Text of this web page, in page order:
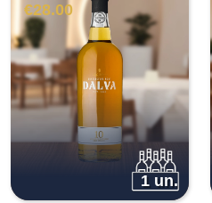
€28.00
1 un.